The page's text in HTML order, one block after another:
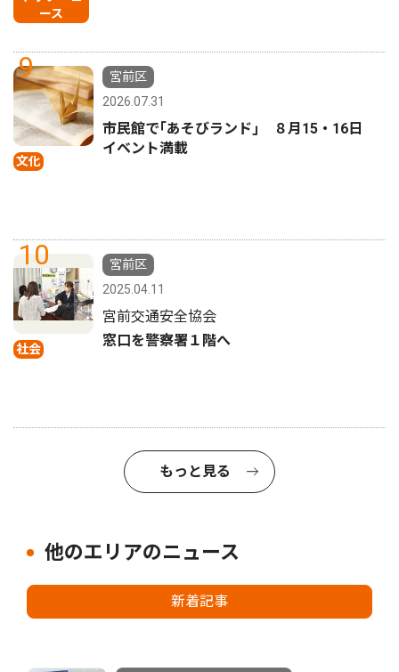
ース
9
文化
宮前区
2026.07.31
市民館で｢あそびランド｣ ８月15・16日
イベント満載
10
社会
宮前区
2025.04.11
宮前交通安全協会
窓口を警察署１階へ
もっと見る
他のエリアのニュース
新着記事